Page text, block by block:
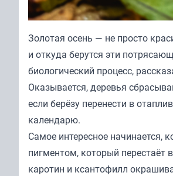
Золотая осень — не просто
и откуда берутся эти
биологический процесс,
Оказывается, деревья
если берёзу перенести в
календарю.
Самое интересное начинается,
пигментом, который перестаёт
каротин и ксантофилл